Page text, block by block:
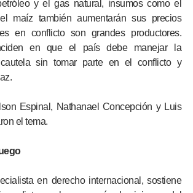
y el gas natural, insumos como el
maíz también aumentarán sus precios
en conflicto son grandes productores.
en que el país debe manejar la
sin tomar parte en el conflicto y
Espinal, Nathanael Concepción y Luis
el tema.
en derecho internacional, sostiene